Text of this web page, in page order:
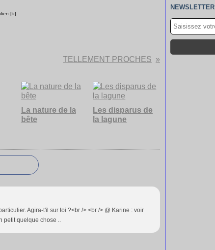
[#]
TELLEMENT PROCHES
La nature de la
bête
Les disparus de
la lagune
Agira-t'il sur toi ?<br /> <br /> @ Karine : voir
petit quelque chose ..
NEWSLETTER